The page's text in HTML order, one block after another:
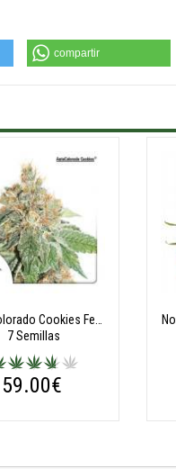
compartir
7 Semillas
59.00€